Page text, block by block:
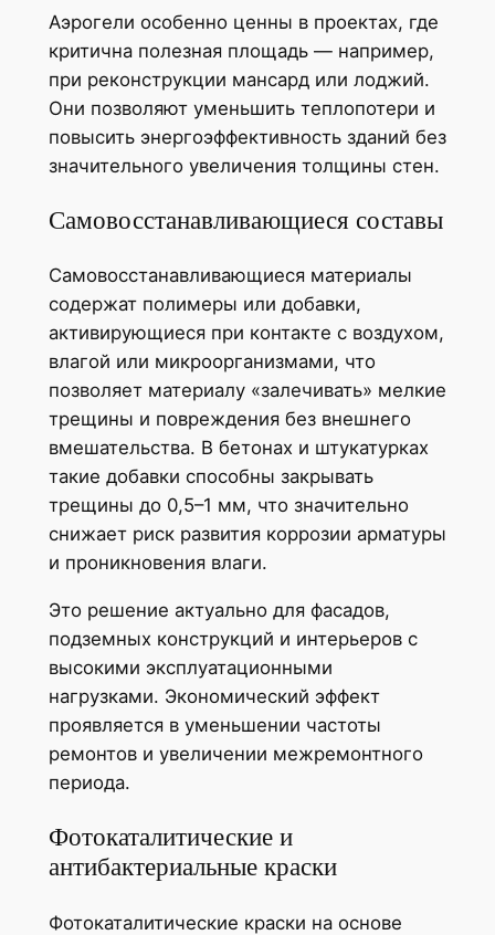
Аэрогели особенно ценны в проектах, где
критична полезная площадь — например,
при реконструкции мансард или лоджий.
Они позволяют уменьшить теплопотери и
повысить энергоэффективность зданий без
значительного увеличения толщины стен.
Самовосстанавливающиеся составы
Самовосстанавливающиеся материалы
содержат полимеры или добавки,
активирующиеся при контакте с воздухом,
влагой или микроорганизмами, что
позволяет материалу «залечивать» мелкие
трещины и повреждения без внешнего
вмешательства. В бетонах и штукатурках
такие добавки способны закрывать
трещины до 0,5–1 мм, что значительно
снижает риск развития коррозии арматуры
и проникновения влаги.
Это решение актуально для фасадов,
подземных конструкций и интерьеров с
высокими эксплуатационными
нагрузками. Экономический эффект
проявляется в уменьшении частоты
ремонтов и увеличении межремонтного
периода.
Фотокаталитические и
антибактериальные краски
Фотокаталитические краски на основе